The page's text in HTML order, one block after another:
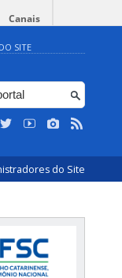
Canais
SITE
do Site